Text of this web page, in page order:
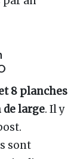
8 planches
de large. Il y
sont